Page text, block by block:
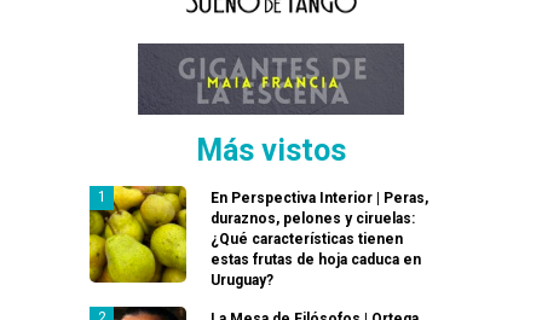
Más vistos
En Perspectiva Interior | Peras,
duraznos, pelones y ciruelas:
¿Qué características tienen
estas frutas de hoja caduca en
Uruguay?